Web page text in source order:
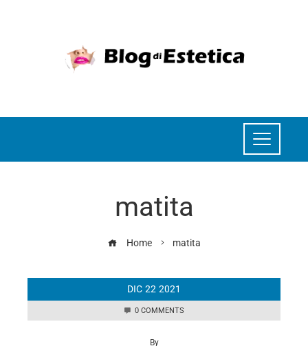
matita
Home matita
DIC 22 2021
0 COMMENTS
By